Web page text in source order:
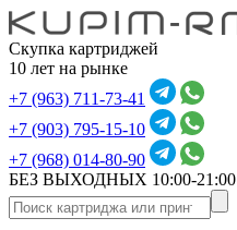
Скупка картриджей
10 лет на рынке
+7 (963) 711-73-41
+7 (903) 795-15-10
+7 (968) 014-80-90
БЕЗ ВЫХОДНЫХ 10:00-21:00